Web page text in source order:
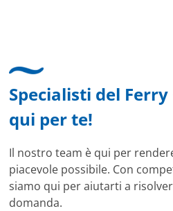
Specialisti del
qui per te!
Il nostro team è qui per
piacevole possibile. Con
siamo qui per aiutarti a
domanda.